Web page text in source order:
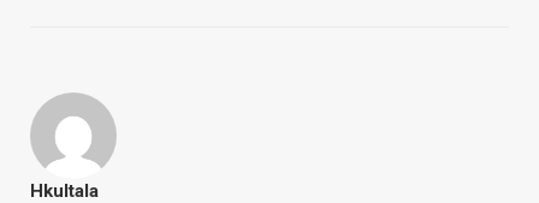
Hkultala